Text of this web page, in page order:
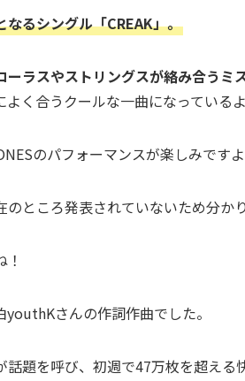
るシングル「CREAK」。
ラスやストリングスが絡み合うミ
く合うクールな一曲になっているよ
のパフォーマンスが楽しみですよ
ところ発表されていないため分か
さんの作詞作曲でした。
題を呼び、初週で47万枚を超える